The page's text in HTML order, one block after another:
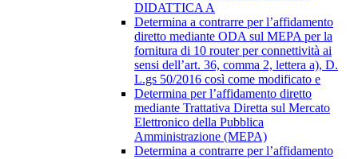
DIDATTICA A
Determina a contrarre per l’affidamento
diretto mediante ODA sul MEPA per la
fornitura di 10 router per connettività ai
sensi dell’art. 36, comma 2, lettera a), D.
L.gs 50/2016 così come modificato e
Determina per l’affidamento diretto
mediante Trattativa Diretta sul Mercato
Elettronico della Pubblica
Amministrazione (MEPA)
Determina a contrarre per l’affidamento